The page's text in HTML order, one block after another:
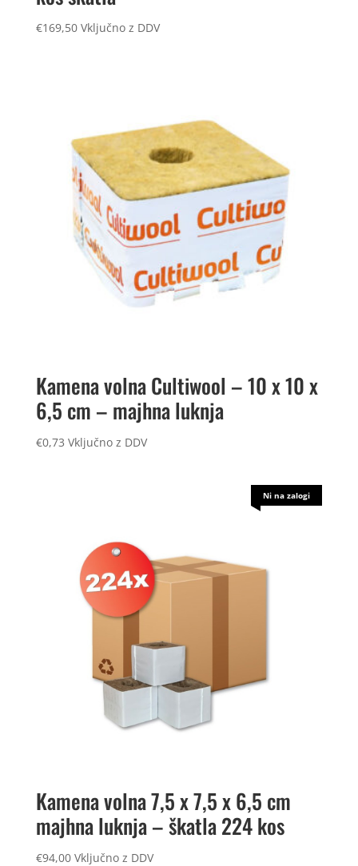
€169,50 Vključno z DDV
Kamena volna Cultiwool – 10 x 10 x
6,5 cm – majhna luknja
€0,73 Vključno z DDV
Ni na zalogi
Kamena volna 7,5 x 7,5 x 6,5 cm
majhna luknja – škatla 224 kos
€94,00 Vključno z DDV